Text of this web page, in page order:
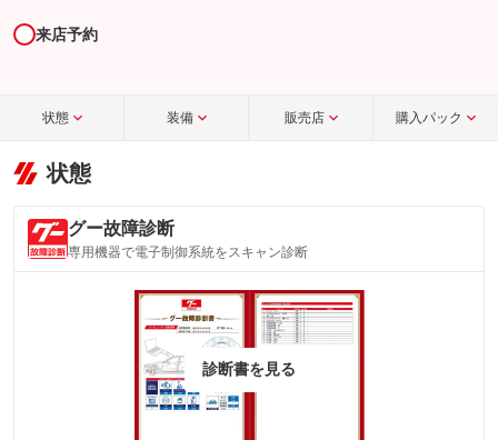
来店予約
状態 装備 販売店 購入パック
状態
グー故障診断
専用機器で電子制御系統をスキャン診断
診断書を見る